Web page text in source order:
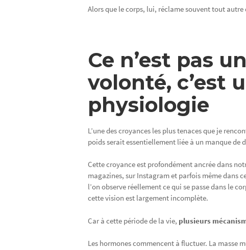
Alors que le corps, lui, réclame souvent tout
Ce n’est pas
volonté, c’est
physiologie
L’une des croyances les plus tenaces que je
poids serait essentiellement liée à un manque de
Cette croyance est profondément ancrée dans
magazines, sur Instagram et parfois même dans
l’on observe réellement ce qui se passe dans le
cette vision est largement incomplète.
Car à cette période de la vie, plusieurs
Les hormones commencent à fluctuer. La masse